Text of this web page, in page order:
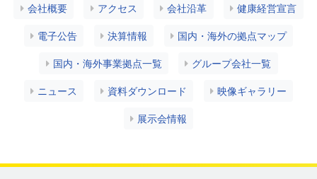
会社概要 アクセス 会社沿革 健康経営宣言
電子公告 決算情報 国内・海外の拠点マップ
国内・海外事業拠点一覧 グループ会社一覧
ニュース 資料ダウンロード 映像ギャラリー
展示会情報